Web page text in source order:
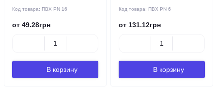
Код товара: ПВХ PN 16
от 49.28грн
В корзину
Код товара: ПВХ PN 6
от 131.12грн
В корзину